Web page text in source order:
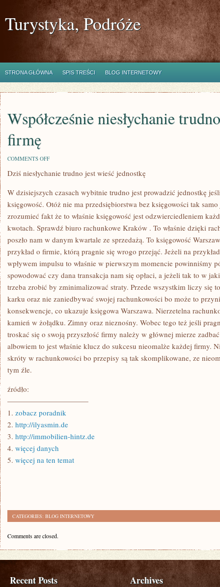
Turystyka, Podróże
STRONA GŁÓWNA SPIS TREŚCI BLOG INTERNETOWY
Współcześnie niesłychanie
firmę
COMMENTS OFFON
NIESŁYCHANIE
PROWADZIĆ
FIRMĘ
Dziś niesłychanie trudno jest wieść jednostkę
W dzisiejszych czasach wybitnie trudno jest prowadzić jednostkę
księgowość. Otóż nie ma przedsiębiorstwa bez księgowości tak
zrozumieć fakt że to właśnie księgowość jest odzwierciedleniem
kwotach. Sprawdź biuro rachunkowe Kraków . To właśnie dzięki
poszło nam w danym kwartale ze sprzedażą. To księgowość
przykład o firmie, którą pragnie się wrogo przejąć. Jeżeli na
wpływem impulsu to właśnie w pierwszym momencie powinniśmy
spowodować czy dana transakcja nam się opłaci, a jeżeli tak to w
trzeba zrobić by zminimalizować straty. Przede wszystkim liczy się
karku oraz nie zaniedbywać swojej rachunkowości bo może to
konsekwencje, co ukazuje księgowa Warszawa. Nierzetelna
kamień w żołądku. Zimny oraz nieznośny. Wobec tego też jeśli
troskać się o swoją przyszłość firmy należy w głównej mierze
albowiem to jest właśnie klucz do sukcesu nieomalże każdej firmy.
skróty w rachunkowości bo przepisy są tak skomplikowane, ze
tym źle.
źródło:
———————————
1. zobacz poradnik
2. http://ilyasmin.de
3. http://immobilien-hintz.de
4. więcej danych
5. więcej na ten temat
CATEGORIES: BLOG INTERNETOWY
Comments are closed.
Recent Posts Archives